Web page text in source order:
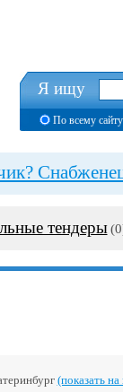
Я ищу
По всему сайту
тендеры
(показать на